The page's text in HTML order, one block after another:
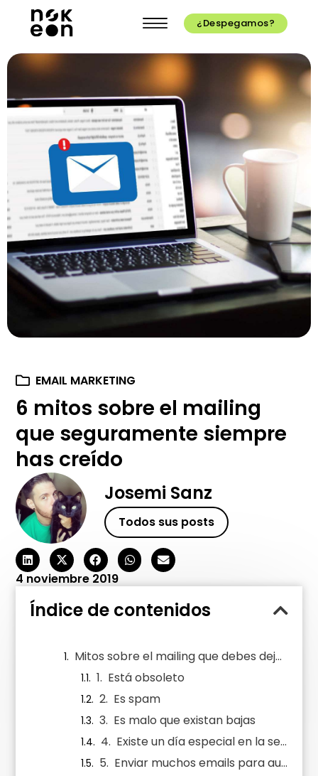
¿Despegamos?
EMAIL MARKETING
6 mitos sobre el mailing
que seguramente siempre
has creído
Josemi Sanz
Todos sus posts
4 noviembre 2019
Índice de contenidos
Mitos sobre el mailing que debes dejar atrás
1. Está obsoleto
2. Es spam
3. Es malo que existan bajas
4. Existe un día especial en la semana con mayor apertura
5. Enviar muchos emails para aumentar la tasa de apertura